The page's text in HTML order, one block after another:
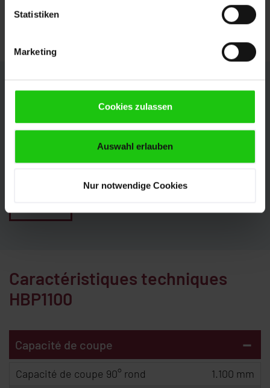
Statistiken
Marketing
Cookies zulassen
Auswahl erlauben
Nur notwendige Cookies
refroidissement intégré rend le nettoyage très
facile.
Propre configuration
selon vos besoins grâce à de nombreuses options.
Ainsi, vous tirez le maximum de votre production.
Nos experts se feront un plaisir de vous conseiller.
Caractéristiques techniques
HBP1100
Capacité de coupe -
Capacité de coupe 90° rond 1.100 mm